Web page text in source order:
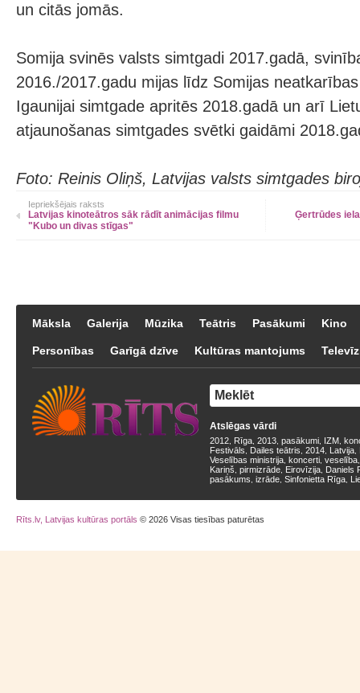
un citās jomās.
Somija svinēs valsts simtgadi 2017.gadā,
2016./2017.gadu mijas līdz Somijas
Igaunijai simtgade apritēs 2018.gadā un arī
atjaunošanas simtgades svētki gaidāmi
Foto: Reinis Oliņš, Latvijas valsts simtgades
Iepriekšējais raksts
Latvijas kinoteātros sāk rādīt animācijas filmu
"Kubo un divas stīgas"
Ģertrūdes
Māksla Galerija Mūzika Teātris Pasākumi Kino
Personības Garīgā dzīve Kultūras mantojums
Atslēgas vārdi
2012 Rīga 2013 pasākumi IZM
Festivāls
Dailes teātris 2014 Latvija
Veselības ministrija koncerti veselība
Kariņš pirmizrāde Eirovīzija Daniels
pasākums izrāde Sinfonietta Rīga
Rīts.lv, Latvijas kultūras portāls © 2026 Visas tiesības paturētas